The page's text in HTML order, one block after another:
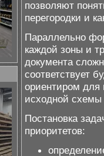
позволяют
перегородки и
Параллельно
каждой зоны и
документа
соответствует
ориентиром для
исходной
Постановка
приоритетов: